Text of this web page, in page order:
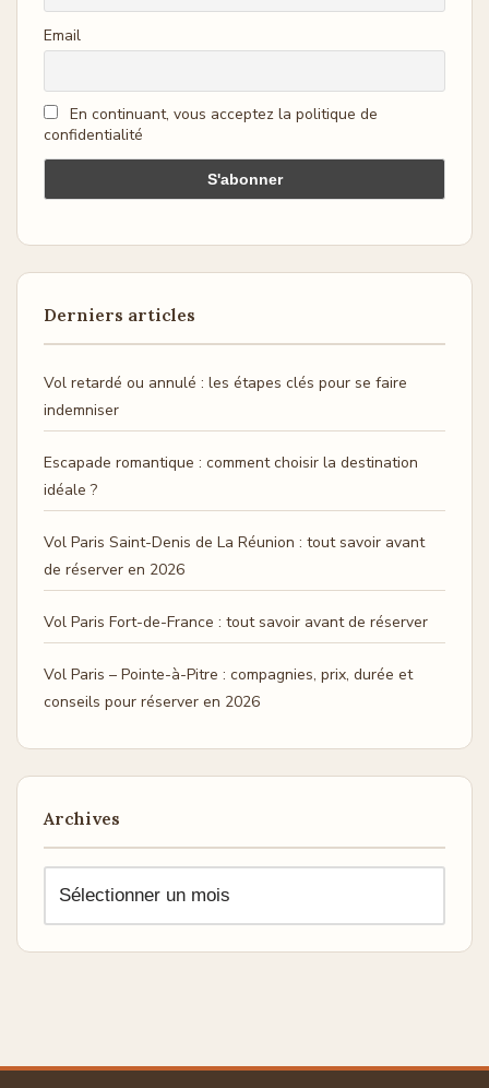
Email
En continuant, vous acceptez la politique de
confidentialité
Derniers articles
Vol retardé ou annulé : les étapes clés pour se faire
indemniser
Escapade romantique : comment choisir la destination
idéale ?
Vol Paris Saint-Denis de La Réunion : tout savoir avant
de réserver en 2026
Vol Paris Fort-de-France : tout savoir avant de réserver
Vol Paris – Pointe-à-Pitre : compagnies, prix, durée et
conseils pour réserver en 2026
Archives